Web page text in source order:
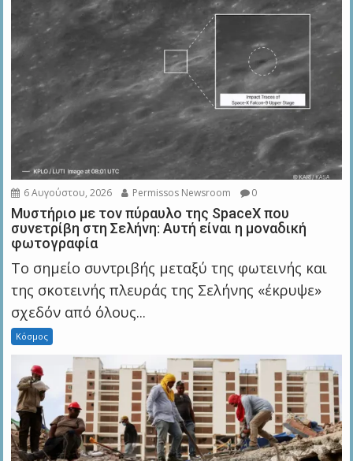
6 Αυγούστου, 2026 Permissos Newsroom 0
Μυστήριο με τον πύραυλο της SpaceX που
συνετρίβη στη Σελήνη: Αυτή είναι η μοναδική
φωτογραφία
Το σημείο συντριβής μεταξύ της φωτεινής και
της σκοτεινής πλευράς της Σελήνης «έκρυψε»
σχεδόν από όλους...
Κόσμος